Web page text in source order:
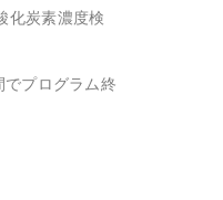
化炭素濃度検
プログラム終